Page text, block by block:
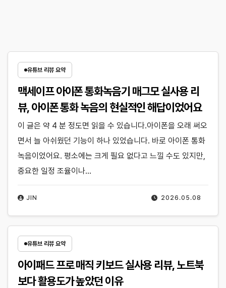
유튜브 리뷰 요약
맥세이프 아이폰 통화녹음기 매그모 실사용 리
뷰, 아이폰 통화 녹음의 현실적인 해답이었어요
2026.05.08
JIN
이 글은 약 4 분 정도면 읽을 수 있습니다.아이폰을 오래 써오
면서 늘 아쉬웠던 기능이 하나 있었습니다. 바로 아이폰 통화
녹음이었어요. 평소에는 크게 필요 없다고 느낄 수도 있지만,
중요한 일정 조율이나…
유튜브 리뷰 요약
아이패드 프로 매직 키보드 실사용 리뷰, 노트북
보다 활용도가 높았던 이유